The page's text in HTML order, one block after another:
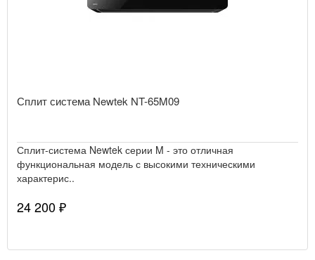
Сплит система Newtek NT-65M09
Сплит-система Newtek серии M - это отличная
функциональная модель с высокими техническими
характерис..
24 200 ₽